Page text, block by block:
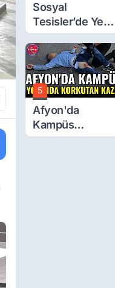
Sosyal
Tesisler’de Yeni
Tarife Belli Oldu
5
Afyon'da
Kampüs
Yolunda